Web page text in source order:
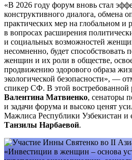
«В 2026 году форум вновь стал
конструктивного диалога, обмена
практических мер на глобальном и
в вопросах расширения
и социальных возможностей
несомненно, будет способствовать
женщин и их роли в обществе,
продвижению здорового образа
экологической безопасности», —
спикер СФ. В этой востребованной
Валентина Матвиенко, сенаторы
и задачи форума и высоко ценят
Мажлиса Республики Узбекистан и
Танзилы Нарбаевой.